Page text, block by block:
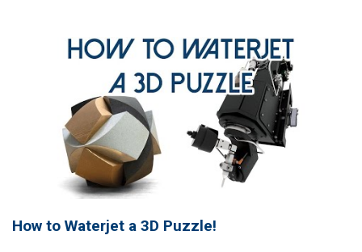
How to Waterjet a 3D Puzzle!